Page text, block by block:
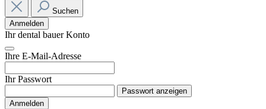
Suchen
Anmelden
Ihr dental bauer Konto
Ihre E-Mail-Adresse
Ihr Passwort
Passwort anzeigen
Anmelden